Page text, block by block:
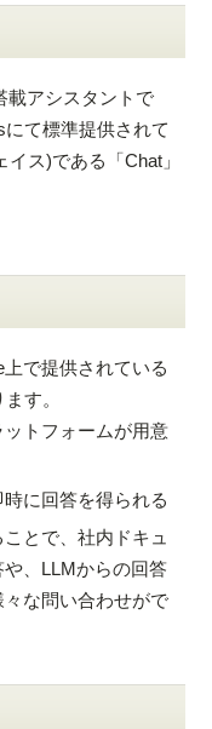
載アシスタントで
て標準提供されて
ス)である「Chat」
で提供されている
す。
トフォームが用意
に回答を得られる
とで、社内ドキュ
、LLMからの回答
な問い合わせがで